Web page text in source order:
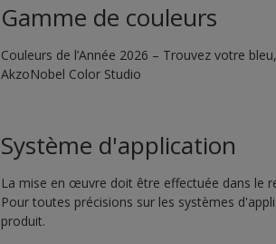
Gamme de couleurs
Couleurs de l’Année 2026 – Trouvez votre
AkzoNobel Color Studio
Système d'application
La mise en œuvre doit être effectuée dans le
Pour toutes précisions sur les systèmes
produit.